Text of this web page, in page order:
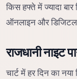
किस हफ्ते में ज्यादा बार
ऑनलाइन और डिजिटल
राजधानी नाइट
चार्ट में हर दिन का